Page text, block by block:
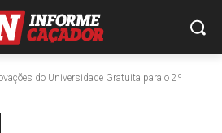
do Universidade Gratuita para o 2º